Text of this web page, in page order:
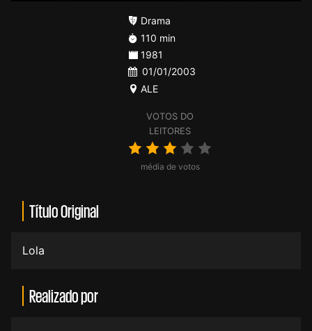
VOTOS DO
LEITORES
média de votos
Drama
110 min
1981
01/01/2003
ALE
Título Original
Lola
Realizado por